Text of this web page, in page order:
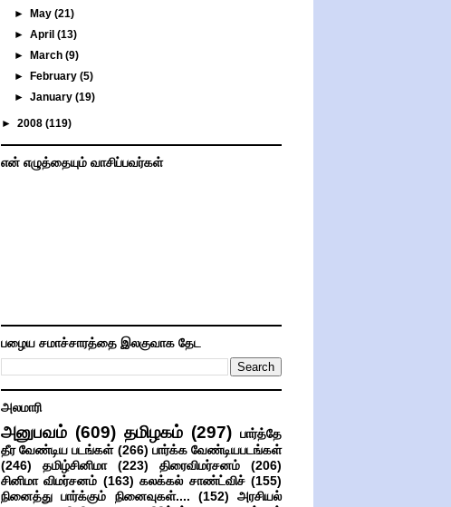
►
May(21)
►April(13)
►
March(9)
►
February(5)
►January(19)
► 2008 (119)
என் எழுத்தையும் வாசிப்பவர்கள்
பழைய சமாச்சாரத்தை இலகுவாக தேட
அலமாரி
அனுபவம் (609) தமிழகம் (297) பார்த்தே
தீர வேண்டிய படங்கள் (266) பார்க்க வேண்டியபடங்கள்
(246)
தமிழ்சினிமா (223) திரைவிமர்சனம்
(206)
சினிமா விமர்சனம் (163) கலக்கல் சாண்ட்விச் (155)
நினைத்து பார்க்கும் நினைவுகள்....
(152)
அரசியல்